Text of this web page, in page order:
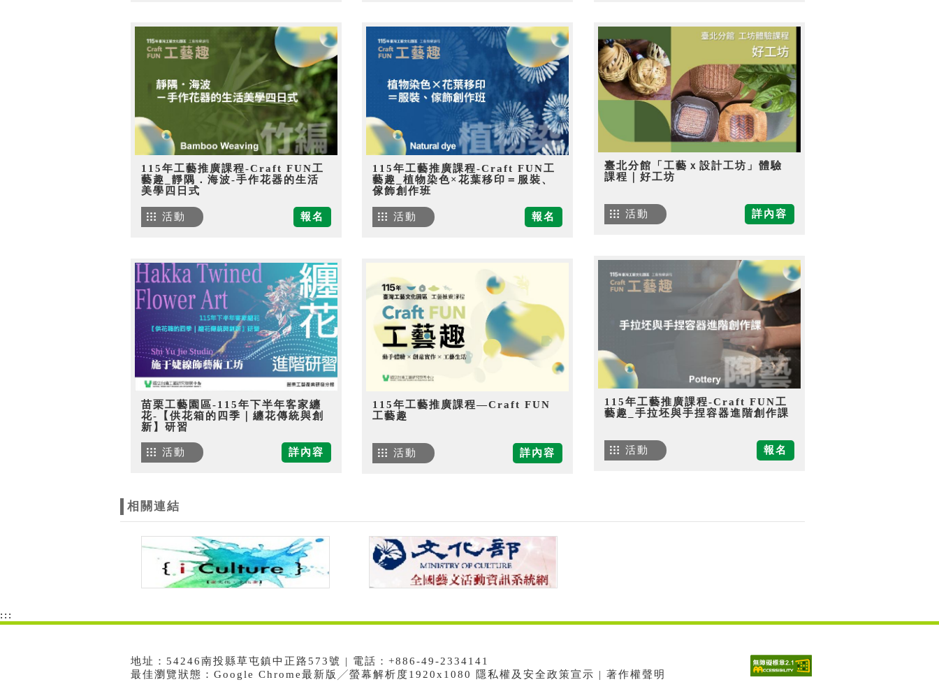
115年工藝推廣課程-Craft FUN工
藝趣_靜隅．海波-手作花器的生活
美學四日式
報名
活動
115年工藝推廣課程-Craft FUN工
藝趣_植物染色×花葉移印＝服裝、
傢飾創作班
報名
活動
臺北分館「工藝ｘ設計工坊」體驗
課程｜好工坊
詳內容
活動
115年工藝推廣課程-Craft FUN工
藝趣_手拉坯與手捏容器進階創作課
報名
活動
苗栗工藝園區-115年下半年客家纏
花-【供花箱的四季｜纏花傳統與創
新】研習
詳內容
活動
115年工藝推廣課程—Craft FUN
工藝趣
詳內容
活動
相關連結
:::
地址：54246南投縣草屯鎮中正路573號 | 電話：+886-49-2334141
最佳瀏覽狀態：Google Chrome最新版╱螢幕解析度1920x1080 隱私權及安全政策宣示 | 著作權聲明